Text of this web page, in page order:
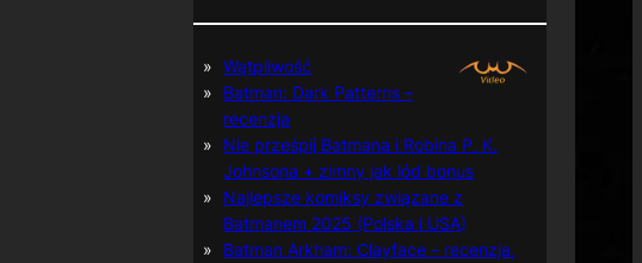
Wątpliwość
Batman: Dark Patterns –
recenzja
Nie prześpij Batmana i Robina P. K.
Johnsona + zimny jak lód bonus
Najlepsze komiksy związane z
Batmanem 2025 (Polska i USA)
Batman Arkham: Clayface – recenzja,